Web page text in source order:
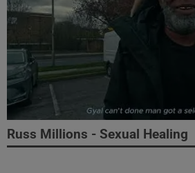
Russ Millions - Sexual Healing